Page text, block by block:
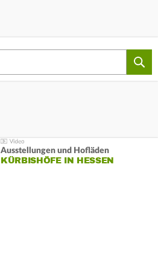
Ausstellungen und Hofläden
KÜRBISHÖFE IN HESSEN